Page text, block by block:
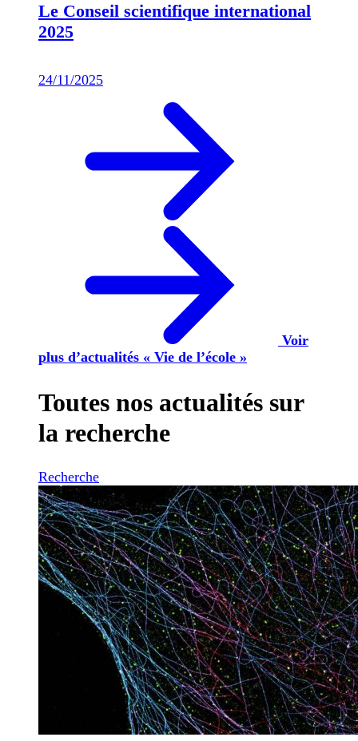
Le Conseil scientifique international
2025
24/11/2025
Voir
plus d’actualités « Vie de l’école »
Toutes nos actualités sur
la recherche
Recherche